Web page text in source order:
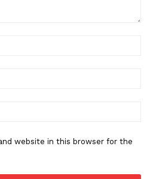
website in this browser for the